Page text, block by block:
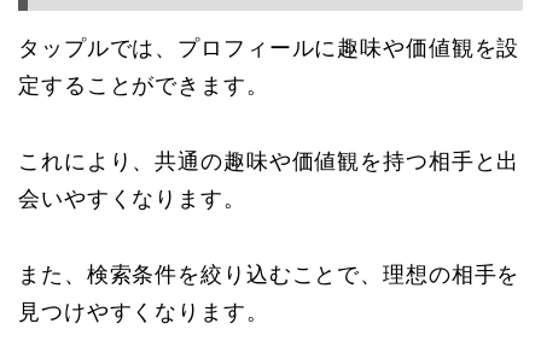
タップルでは、プロフィールに趣味や価値観を設
定することができます。
これにより、共通の趣味や価値観を持つ相手と出
会いやすくなります。
また、検索条件を絞り込むことで、理想の相手を
見つけやすくなります。